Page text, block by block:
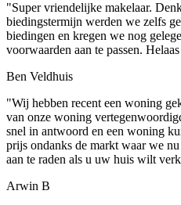
"Super vriendelijke makelaar.
biedingstermijn werden we zelfs
biedingen en kregen we nog
voorwaarden aan te passen.
Ben Veldhuis
"Wij hebben recent een woning
van onze woning
snel in antwoord en een woning
prijs ondanks de markt waar we
aan te raden als u uw huis wilt
Arwin B